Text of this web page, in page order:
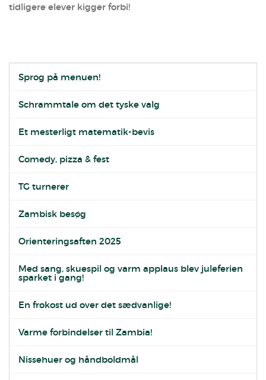
tidligere elever kigger forbi!
Sprog på menuen!
Schrammtale om det tyske valg
Et mesterligt matematik-bevis
Comedy, pizza & fest
TG turnerer
Zambisk besøg
Orienteringsaften 2025
Med sang, skuespil og varm applaus blev juleferien
sparket i gang!
En frokost ud over det sædvanlige!
Varme forbindelser til Zambia!
Nissehuer og håndboldmål